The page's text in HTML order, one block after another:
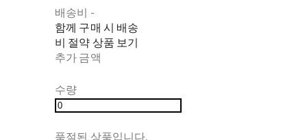
배송비 -
함께 구매 시 배송
비 절약 상품 보기
추가 금액
수량
품절된 상품입니다.